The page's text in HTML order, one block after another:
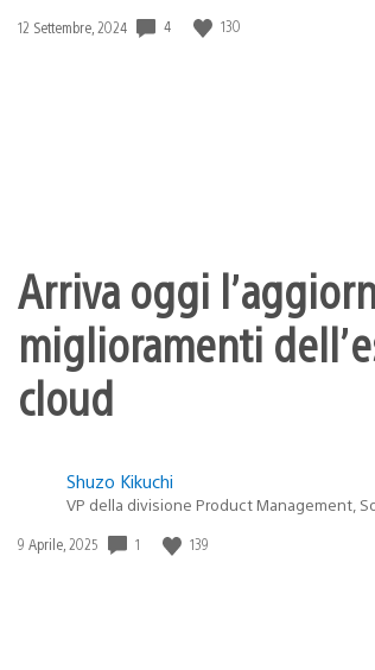
Data
12 Settembre, 2024 4 130
Arriva oggi
miglioramenti
cloud
Shuzo Kikuchi
VP della divisione Product Management,
Data
9 Aprile, 2025 1 139